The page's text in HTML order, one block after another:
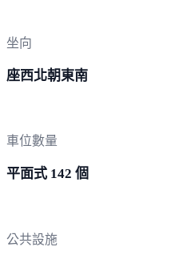
坐向
座西北朝東南
車位數量
平面式 142 個
公共設施